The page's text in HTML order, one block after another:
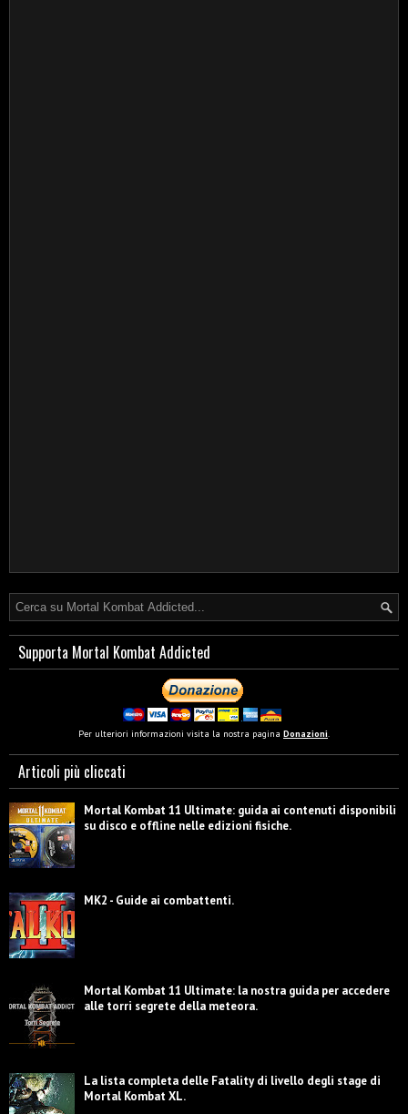
Supporta Mortal Kombat Addicted
Per ulteriori informazioni visita la nostra pagina Donazioni.
Articoli più cliccati
Mortal Kombat 11 Ultimate: guida ai contenuti disponibili
su disco e offline nelle edizioni fisiche.
MK2 - Guide ai combattenti.
Mortal Kombat 11 Ultimate: la nostra guida per accedere
alle torri segrete della meteora.
La lista completa delle Fatality di livello degli stage di
Mortal Kombat XL.